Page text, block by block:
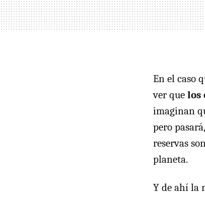
En el caso
ver que los
imaginan
pero
reservas
planeta.
Y de ahí la